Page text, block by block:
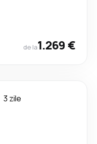
de la1.269 €
3 zile